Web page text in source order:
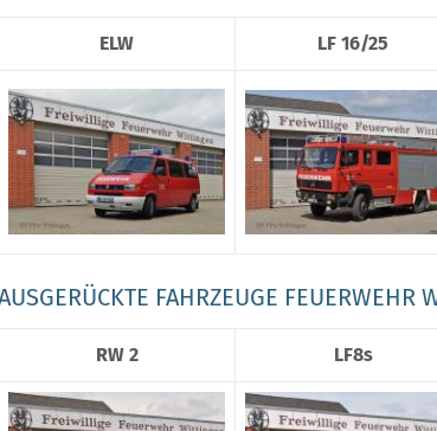
ELW LF 16/25
FAHRZEUGE FEUERWEHR
RW 2 LF8s